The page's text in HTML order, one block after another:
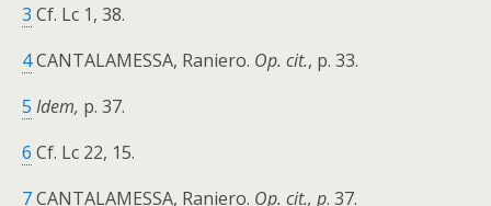
3 Cf. Lc 1, 38.
4CANTALAMESSA, Raniero. Op. cit., p. 33.
5 Idem, p. 37.
6 Cf. Lc 22, 15.
7CANTALAMESSA, Raniero. Op. cit., p. 37.